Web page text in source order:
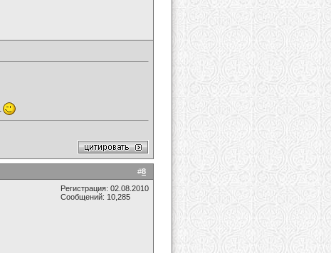
#8
Регистрация: 02.08.2010
Сообщений: 10,285